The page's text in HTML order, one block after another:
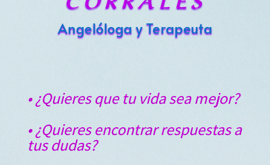
Angelóloga y Terapeuta
• ¿Quieres que tu vida sea mejor?
• ¿Quieres encontrar respuestas a
tus dudas?